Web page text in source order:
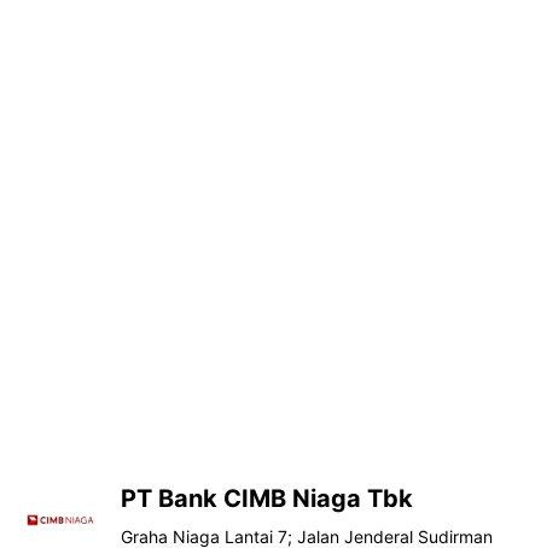
PT Bank CIMB Niaga Tbk
Graha Niaga Lantai 7; Jalan Jenderal Sudirman